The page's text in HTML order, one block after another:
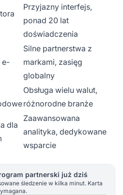
Przyjazny interfejs,
ponad 20 lat
doświadczenia
e-
Silne partnerstwa z
markami, zasięg
globalny
Obsługa wielu walut,
różnorodne branże
dla
Zaawansowana
analityka, dedykowane
wsparcie
partnerski już dziś
śledzenie w kilka minut. Karta